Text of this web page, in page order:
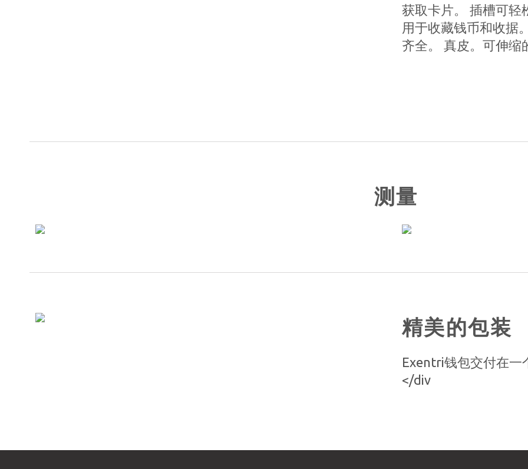
获取卡片。 插槽可轻
用于收藏钱币和收据
齐全。 真皮。可伸缩
测量
精美的包装
Exentri钱包交付在一
</div